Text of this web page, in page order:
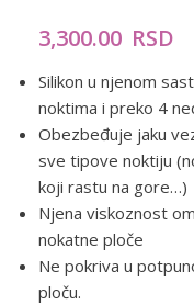
3,300.00 RSD
Silikon u njenom
noktima i preko 4
Obezbeđuje jaku
sve tipove noktiju
koji rastu na gore…)
Njena viskoznost
nokatne ploče
Ne pokriva u
ploču.